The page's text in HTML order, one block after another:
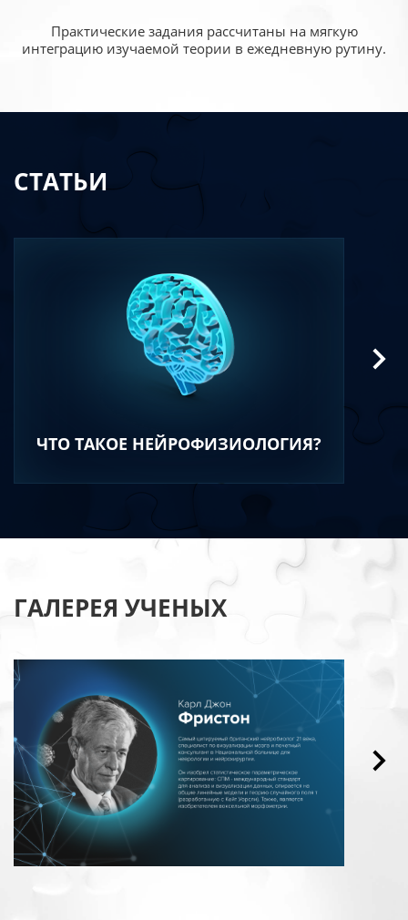
Практические задания рассчитаны на мягкую
интеграцию изучаемой теории в ежедневную рутину.
СТАТЬИ
ЧТО ТАКОЕ НЕЙРОФИЗИОЛОГИЯ?
ГАЛЕРЕЯ УЧЕНЫХ